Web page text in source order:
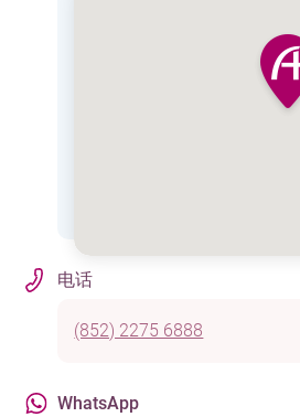
电话
(852) 2275 6888
WhatsApp